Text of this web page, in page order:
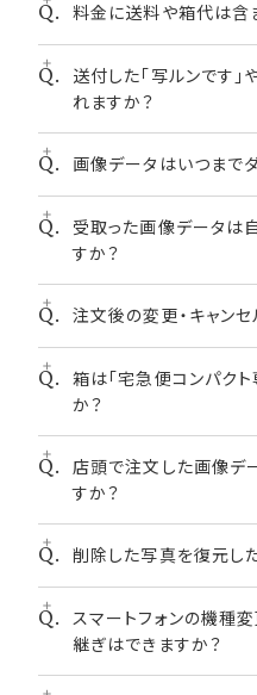
ます。
の特性上、確実なお届け日
メール便ではなく宅配便での
い。
納期の異なる商品をまとめ
定日の当日AM7:00以降とな
写真店受け取りについて、受
受け取り」より遅くなります
場合は受け取りができません
・FUJICOLOR 100 36
・フジカラー
・フジカラー
※対象外フィルムの場
何本でも注文できますが
梱包に１本）でお願いし
料金に送料や箱代は含
送料は含まれますが、
コンパクト専用箱」を
要があります。
送付した「写ルンです
れますか？
ネガは返却されません。
画像データはいつまで
アプリに画像データが
降は画像データが受け
い。
受取った画像データは
すか？
できます。複数選択や一
注文後の変更・キャン
ご注文後の変更・キャ
で、あらかじめご了承くだ
箱は「宅急便コンパク
か？
はい、ヤマト運輸の「宅
受付可能です。お客さ
（70円/個）。
店頭で注文した画像デ
すか？
店頭で現像注文した画
は出来ません。現像注
いた画像データのみ受
削除した写真を復元し
写真を削除後、マイペ
ら復元可能です。「完全
とができません。
スマートフォンの機種
継ぎはできますか？